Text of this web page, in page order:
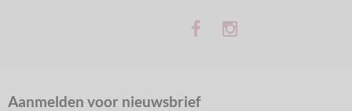
Aanmelden voor nieuwsbrief